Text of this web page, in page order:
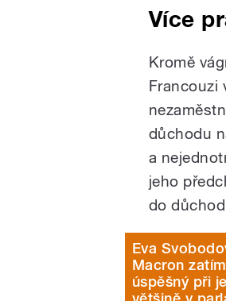
Více
Kromě
Francouzi
důchodu
a
jeho
do
Eva
Macron
úspěšný při